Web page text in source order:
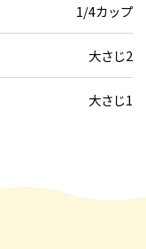
1/4カップ
大さじ2
大さじ1